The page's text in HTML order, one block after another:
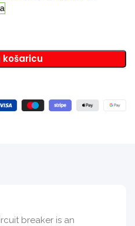
košaricu
breaker is an